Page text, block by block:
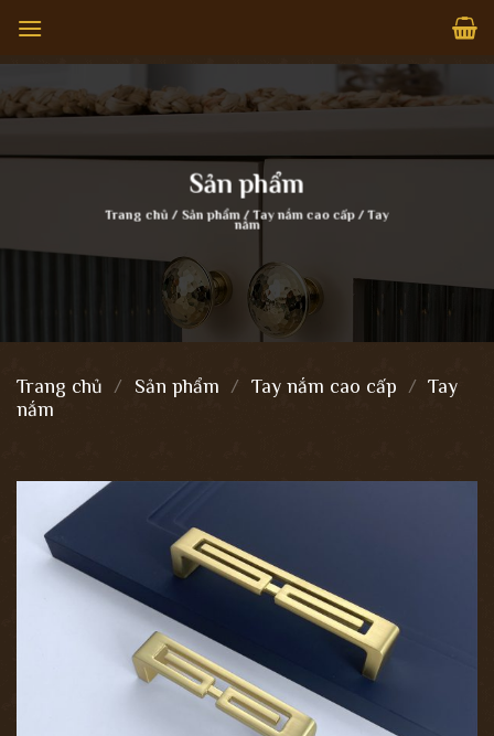
qua
nội
dung
Sản phẩm
Trang chủ / Sản phẩm / Tay nắm cao cấp / Tay
nắm
Trang chủ / Sản phẩm / Tay nắm cao cấp / Tay
nắm